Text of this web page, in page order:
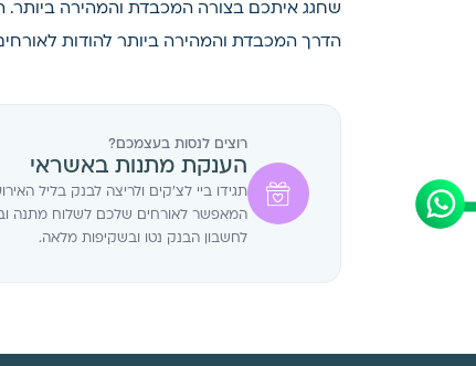
שחגג איתכם בצורה המכבדת והמהירה ביותר.
הדרך המכבדת והמהירה ביותר להודות
רוצים לנסות בעצמכם?
הענקת מתנות באשראי
תגידו ביי לצ'קים ולריצה לבנק בליל
המאפשר לאורחים שלכם לשלוח מתנה
לחשבון הבנק נטו ובשקיפות מלאה.